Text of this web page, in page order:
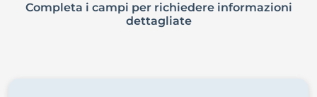
Completa i campi per richiedere informazioni
dettagliate